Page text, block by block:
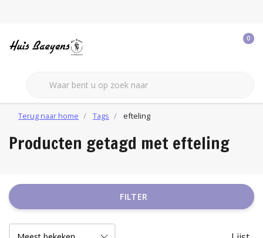
0
Terug naar home Tags efteling
Producten getagd met efteling
FILTER